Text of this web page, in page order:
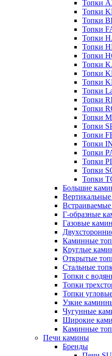
Топки
Топки
Топки
Топки
Топки
Топки
Топки
Топки
Топки
Топки
Топки
Топки
Топки
Топки
Топки
Топки
Топки
Топки
Топки
Топки
Топки
Большие
Г-образные
Газовые
Каминные
Круглые
Открытые
Стальные
Топки с
Топки
Топки
Узкие
Чугунные
Широкие
Каминные
Печи камины
Бренды